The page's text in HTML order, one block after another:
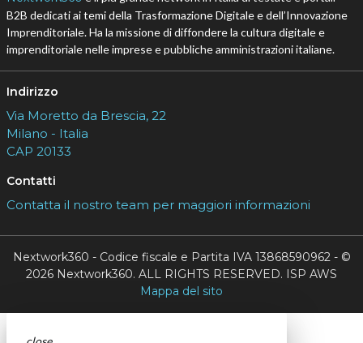
B2B dedicati ai temi della Trasformazione Digitale e dell’Innovazione
Imprenditoriale. Ha la missione di diffondere la cultura digitale e
imprenditoriale nelle imprese e pubbliche amministrazioni italiane.
Indirizzo
Via Moretto da Brescia, 22
Milano - Italia
CAP 20133
Contatti
Contatta il nostro team per maggiori informazioni
Nextwork360 - Codice fiscale e Partita IVA 13868590962 - ©
2026 Nextwork360. ALL RIGHTS RESERVED. ISP AWS
Mappa del sito